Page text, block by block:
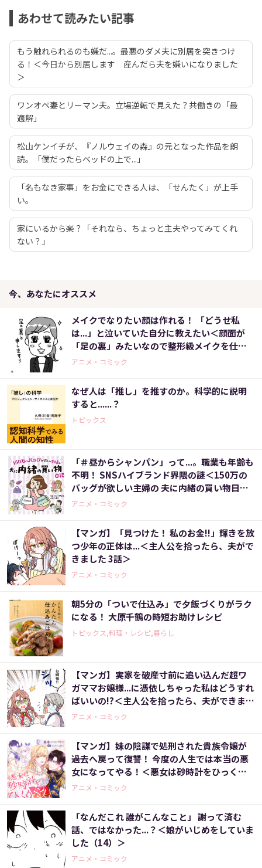
あわせて読みたい記事
もう触れられるのも嫌だ...。最悪のダメ夫に別居を突きつけ
る！＜今日から別居します 産んだら夫を嫌いになりました
＞
ワンオペ妻とリーマン夫。立場逆転で見えた？共働きの「最
適解」
松山ケンイチが、『ノルウェイの森』の元となった作品を朗
読。「僕だったらベッドの上で...」
「名もなき家事」をお金にできる人は、「せんたく」が上手
い。
家にいるから楽？「それなら、ちょっと主夫やってみてくれ
ない？」
今、あなたにオススメ
メイクでなりたい顔は作れる！ 「どうせ私
は...」と泣いていた自分に教えたい＜顔面が
「足の裏」みたいなので整形級メイクを仕事
にしました（9）＞
アニメ・コミック
なぜ人は「推し」を推すのか。科学的に説明
すると......？
トピックス
「＃昼からシャンパン」って...。職業も年齢も
不明！ SNSハイブランド界隈の謎＜150万の
バッグが欲しい主婦の 夫に内緒の買い物日記
（1）＞
アニメ・コミック
【マンガ】「見つけた！ 私のお金!!」輝きを放
つ少年の正体は...＜主人公を拾ったら、夫がで
きました 3話＞
アニメ・コミック
朝5分の「ついで仕込み」で夕飯づくりがラク
になる！ 大原千鶴の時短お助けレシピ
トピックス,料理・レシピ,暮らし
【マンガ】実家を破産寸前に追い込んだ超ワ
ガママお嬢様...に憑依しちゃった私はどうすれ
ばいいの!?＜主人公を拾ったら、夫ができまし
た 2話＞
アニメ・コミック
【マンガ】妹の陰謀で処刑された貴族令嬢が
過去へ戻って復讐！ 今度の人生では本当の悪
女になってやる！＜悪女は砂時計をひっくり
返す 1話＞
アニメ・コミック
「なんだこれ 誰がこんなこと」 謝って済む
話、ではなかった...？＜娘がいじめをしていま
した（14）＞
アニメ・コミック